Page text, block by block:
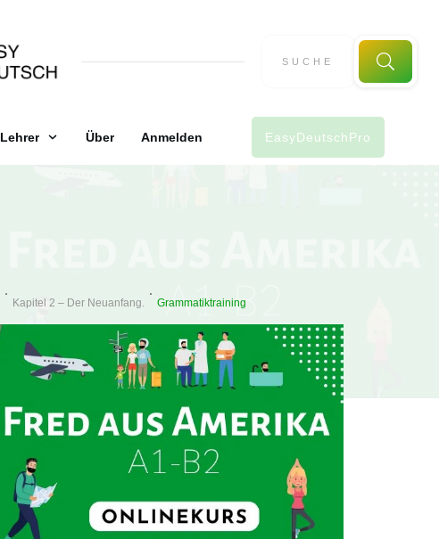
Lehrer Über Anmelden EasyDeutschPro
Kapitel 2 – Der Neuanfang. Grammatiktraining